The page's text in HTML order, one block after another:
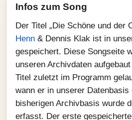
Infos zum Song
Der Titel „Die Schöne und der
Henn & Dennis Klak ist in
gespeichert. Diese Songseite
unseren Archivdaten
Titel zuletzt im Programm
wann er in unserer
bisherigen Archivbasis wurde
erfasst. Der erste